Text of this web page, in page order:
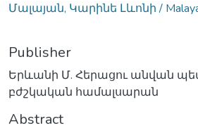
Մալայան, Կարինե Լևոնի /
Publisher
Երևանի Մ. Հերացու անվան
բժշկական համալսարան
Abstract